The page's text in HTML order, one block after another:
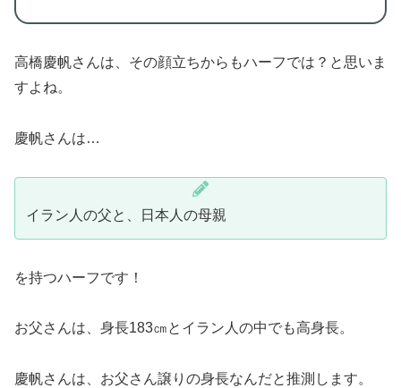
高橋慶帆さんは、その顔立ちからもハーフでは？と思いま
すよね。
慶帆さんは…
イラン人の父と、日本人の母親
を持つハーフです！
お父さんは、身長183㎝とイラン人の中でも高身長。
慶帆さんは、お父さん譲りの身長なんだと推測します。